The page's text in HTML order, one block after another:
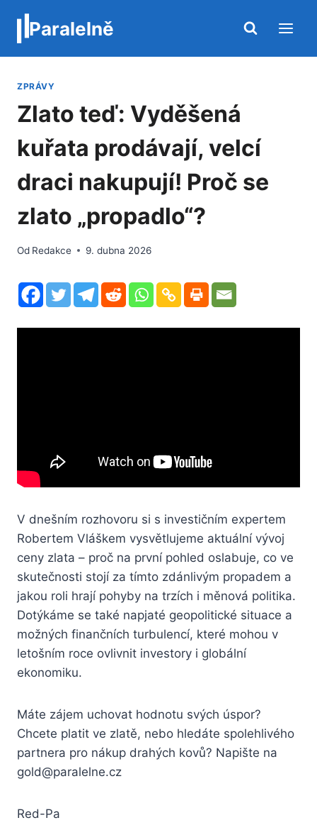
obsah
Paralelně
ZPRÁVY
Zlato teď: Vyděšená
kuřata prodávají, velcí
draci nakupují! Proč se
zlato „propadlo“?
Od Redakce 9. dubna 2026
V dnešním rozhovoru si s investičním expertem
Robertem Vláškem vysvětlujeme aktuální vývoj
ceny zlata – proč na první pohled oslabuje, co ve
skutečnosti stojí za tímto zdánlivým propadem a
jakou roli hrají pohyby na trzích i měnová politika.
Dotýkáme se také napjaté geopolitické situace a
možných finančních turbulencí, které mohou v
letošním roce ovlivnit investory i globální
ekonomiku.
Máte zájem uchovat hodnotu svých úspor?
Chcete platit ve zlatě, nebo hledáte spolehlivého
partnera pro nákup drahých kovů? Napište na
gold@paralelne.cz
Red-Pa